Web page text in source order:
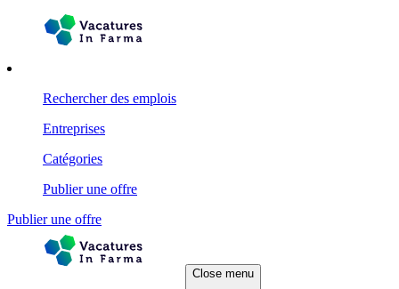
Rechercher des emplois
Entreprises
Catégories
Publier une offre
Publier une offre
Close menu